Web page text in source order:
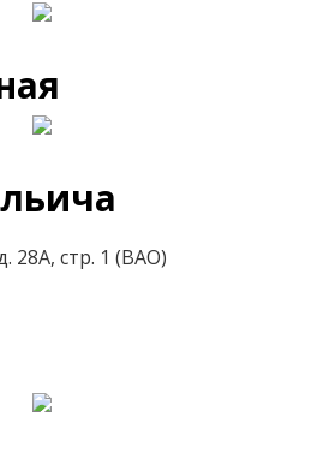
28А, стр. 1 (ВАО)